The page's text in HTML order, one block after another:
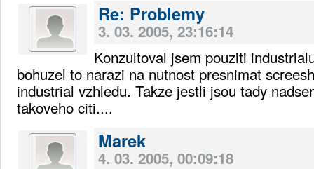
Re: Problemy
3. 03. 2005, 23:16:14
Konzultoval jsem pouziti
bohuzel to narazi na nutnost presnimat
industrial vzhledu. Takze jestli jsou tady
takoveho citi....
Marek
4. 03. 2005, 00:09:18